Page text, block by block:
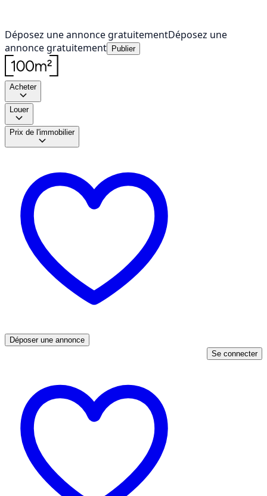
Déposez une annonce gratuitementDéposez une
annonce gratuitement
Publier
Acheter
Louer
Prix de l'immobilier
Déposer une annonce
Se connecter